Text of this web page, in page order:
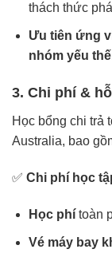
thách thức
Ưu tiên ứng
nhóm yếu
3. Chi phí &
Học bổng chi trả
Australia, bao
✅ Chi phí học
Học phítoàn
Vé máy bay